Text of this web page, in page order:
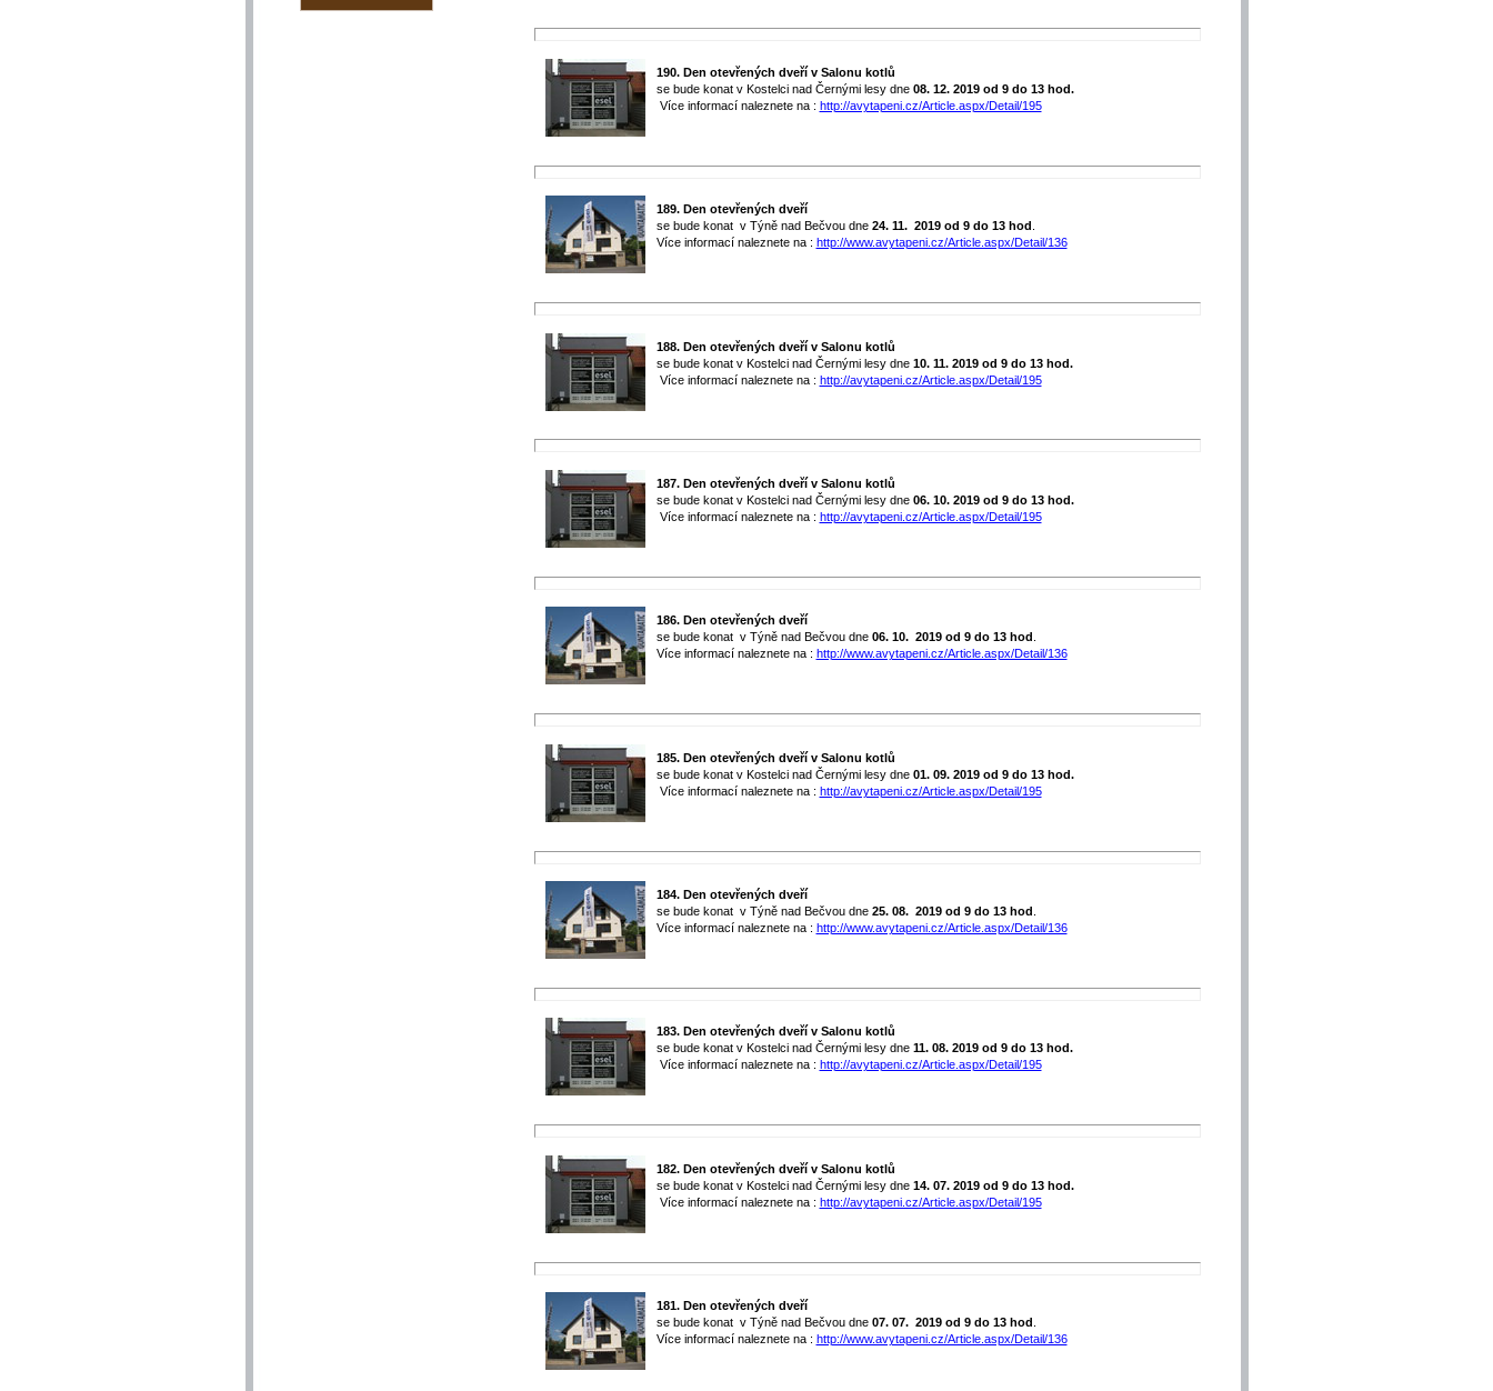
190. Den otevřených dveří v Salonu kotlů
se bude konat v Kostelci nad Černými lesy dne 08. 12. 2019 od 9 do 13 hod.
Více informací naleznete na : http://avytapeni.cz/Article.aspx/Detail/195
189. Den otevřených dveří
se bude konat v Týně nad Bečvou dne 24. 11. 2019od 9 do 13 hod
Více informací naleznete na : http://www.avytapeni.cz/Article.aspx/Detail/136
188. Den otevřených dveří v Salonu kotlů
se bude konat v Kostelci nad Černými lesy dne 10. 11. 2019 od 9 do 13 hod.
Více informací naleznete na : http://avytapeni.cz/Article.aspx/Detail/195
187. Den otevřených dveří v Salonu kotlů
se bude konat v Kostelci nad Černými lesy dne 06. 10. 2019 od 9 do 13 hod.
Více informací naleznete na : http://avytapeni.cz/Article.aspx/Detail/195
186. Den otevřených dveří
se bude konat v Týně nad Bečvou dne 06. 10. 2019od 9 do 13 hod
Více informací naleznete na : http://www.avytapeni.cz/Article.aspx/Detail/136
185. Den otevřených dveří v Salonu kotlů
se bude konat v Kostelci nad Černými lesy dne 01. 09. 2019 od 9 do 13 hod.
Více informací naleznete na : http://avytapeni.cz/Article.aspx/Detail/195
184. Den otevřených dveří
se bude konat v Týně nad Bečvou dne 25. 08. 2019od 9 do 13 hod
Více informací naleznete na : http://www.avytapeni.cz/Article.aspx/Detail/136
183. Den otevřených dveří v Salonu kotlů
se bude konat v Kostelci nad Černými lesy dne 11. 08. 2019 od 9 do 13 hod.
Více informací naleznete na : http://avytapeni.cz/Article.aspx/Detail/195
182. Den otevřených dveří v Salonu kotlů
se bude konat v Kostelci nad Černými lesy dne 14. 07. 2019 od 9 do 13 hod.
Více informací naleznete na : http://avytapeni.cz/Article.aspx/Detail/195
181. Den otevřených dveří
se bude konat v Týně nad Bečvou dne 07. 07. 2019od 9 do 13 hod
Více informací naleznete na : http://www.avytapeni.cz/Article.aspx/Detail/136